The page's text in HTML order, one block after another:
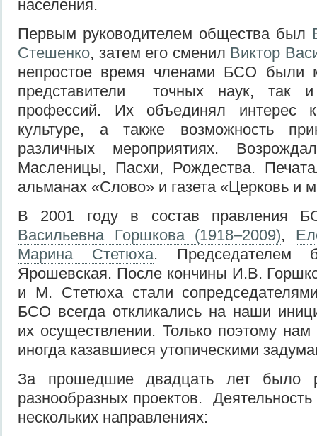
населения.
Первым руководителем общества был
Стешенко, затем его сменил Виктор
непростое время членами БСО были
представители точных наук, так
профессий. Их объединял интерес
культуре, а также возможность
различных мероприятиях.
Масленицы, Пасхи, Рождества.
альманах «Слово» и газета «Церковь и
В 2001 году в состав правления
Васильевна Горшкова (1918–2009),
Марина Стетюха. Председателем
Ярошевская. После кончины И.В.
и М. Стетюха стали
БСО всегда откликались на наши
их осуществлении. Только поэтому
иногда казавшиеся утопическими
За прошедшие двадцать лет было
разнообразных проектов.
нескольких направлениях: